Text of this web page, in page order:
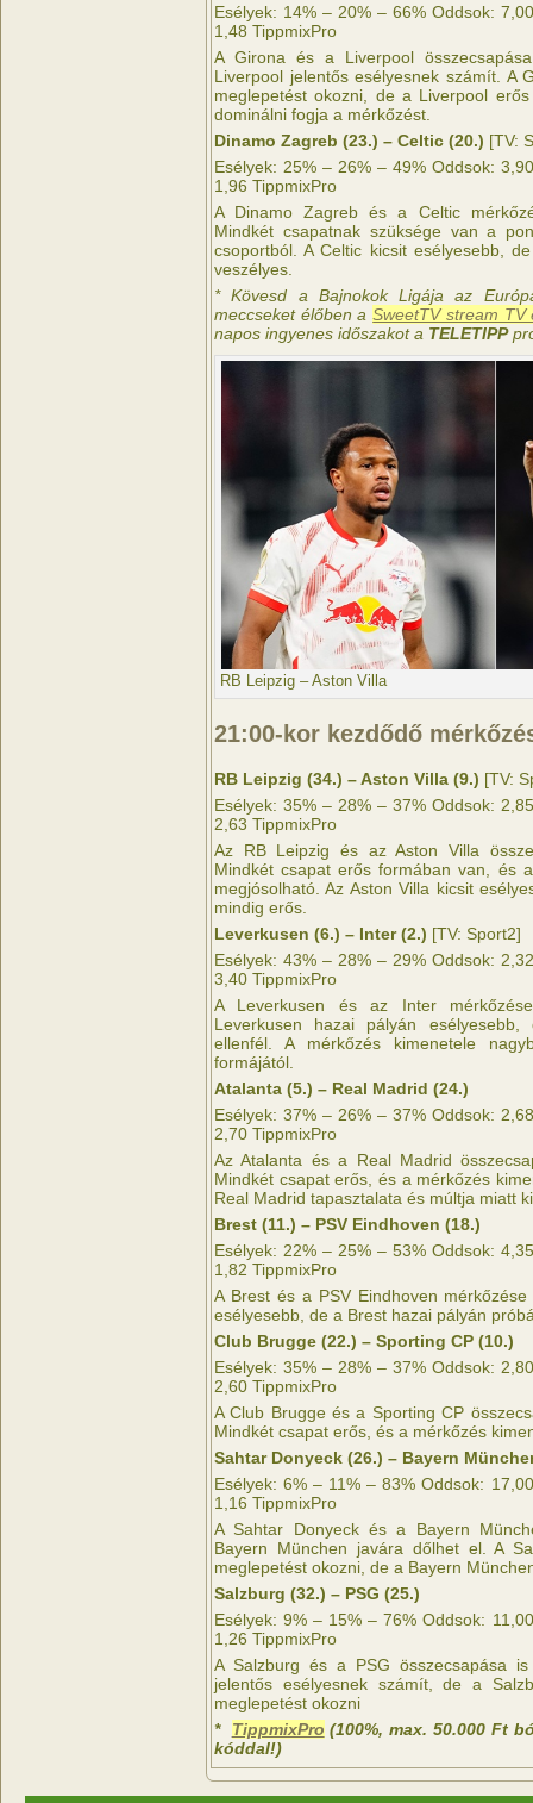
Esélyek: 14% – 20% – 66% Oddsok:
1,48 TippmixPro
A Girona és a Liverpool
Liverpool jelentős esélyesnek számít. A
meglepetést okozni, de a Liverpool
dominálni fogja a mérkőzést.
Dinamo Zagreb (23.) – Celtic (20.) [TV:
Esélyek: 25% – 26% – 49% Oddsok:
1,96 TippmixPro
A Dinamo Zagreb és a Celtic
Mindkét csapatnak szüksége van a
csoportból. A Celtic kicsit esélyesebb,
veszélyes.
* Kövesd a Bajnokok Ligája az
meccseket élőben aSweetTV stream TV
napos ingyenes időszakot a TELETIPP
RB Leipzig – Aston Villa
21:00-kor kezdődő
RB Leipzig (34.) – Aston Villa (9.) [TV:
Esélyek: 35% – 28% – 37% Oddsok:
2,63 TippmixPro
Az RB Leipzig és az Aston Villa
Mindkét csapat erős formában van, és
megjósolható. Az Aston Villa kicsit
mindig erős.
Leverkusen (6.) – Inter (2.) [TV: Sport2]
Esélyek: 43% – 28% – 29% Oddsok:
3,40 TippmixPro
A Leverkusen és az Inter
Leverkusen hazai pályán
ellenfél. A mérkőzés kimenetele
formájától.
Atalanta (5.) – Real Madrid (24.)
Esélyek: 37% – 26% – 37% Oddsok:
2,70 TippmixPro
Az Atalanta és a Real Madrid
Mindkét csapat erős, és a mérkőzés
Real Madrid tapasztalata és múltja miatt
Brest (11.) – PSV Eindhoven (18.)
Esélyek: 22% – 25% – 53% Oddsok:
1,82 TippmixPro
A Brest és a PSV Eindhoven
esélyesebb, de a Brest hazai pályán
Club Brugge (22.) – Sporting CP (10.)
Esélyek: 35% – 28% – 37% Oddsok:
2,60 TippmixPro
A Club Brugge és a Sporting CP
Mindkét csapat erős, és a mérkőzés
Sahtar Donyeck (26.) – Bayern
Esélyek: 6% – 11% – 83% Oddsok:
1,16 TippmixPro
A Sahtar Donyeck és a Bayern
Bayern München javára dőlhet el. A
meglepetést okozni, de a Bayern
Salzburg (32.) – PSG (25.)
Esélyek: 9% – 15% – 76% Oddsok:
1,26 TippmixPro
A Salzburg és a PSG összecsapása
jelentős esélyesnek számít, de a
meglepetést okozni
* TippmixPro (100%, max. 50.000 Ft
kóddal!)